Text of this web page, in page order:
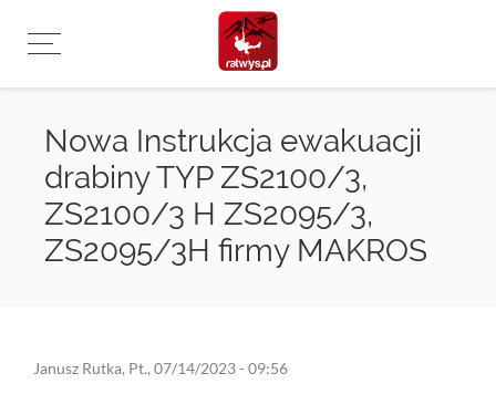
Nowa Instrukcja ewakuacji
drabiny TYP ZS2100/3,
ZS2100/3 H ZS2095/3,
ZS2095/3H firmy MAKROS
Janusz Rutka, Pt., 07/14/2023 - 09:56